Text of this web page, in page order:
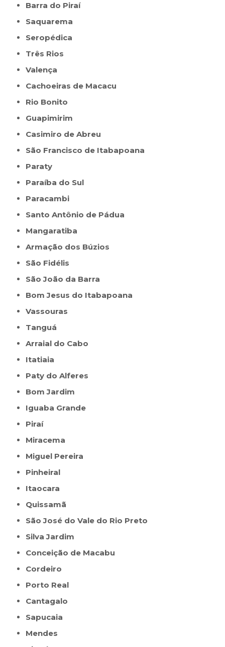
Barra do Piraí
Saquarema
Seropédica
Três Rios
Valença
Cachoeiras de Macacu
Rio Bonito
Guapimirim
Casimiro de Abreu
São Francisco de Itabapoana
Paraty
Paraíba do Sul
Paracambi
Santo Antônio de Pádua
Mangaratiba
Armação dos Búzios
São Fidélis
São João da Barra
Bom Jesus do Itabapoana
Vassouras
Tanguá
Arraial do Cabo
Itatiaia
Paty do Alferes
Bom Jardim
Iguaba Grande
Piraí
Miracema
Miguel Pereira
Pinheiral
Itaocara
Quissamã
São José do Vale do Rio Preto
Silva Jardim
Conceição de Macabu
Cordeiro
Porto Real
Cantagalo
Sapucaia
Mendes